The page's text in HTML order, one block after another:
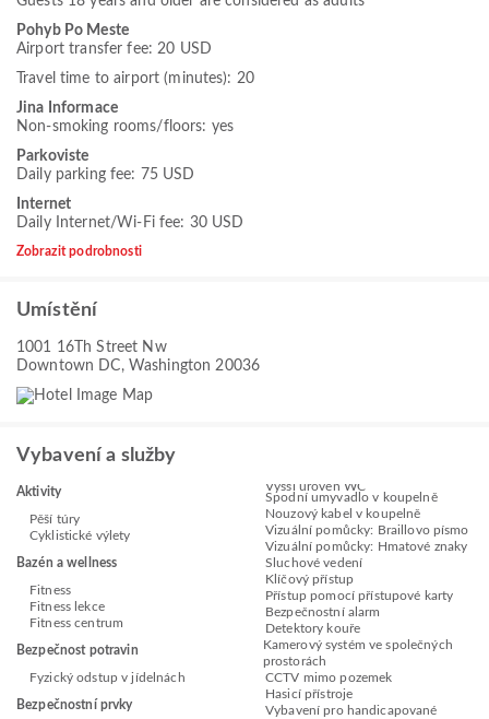
Pohyb Po Meste
Airport transfer fee: 20 USD
Travel time to airport (minutes): 20
Jina Informace
Non-smoking rooms/floors: yes
Parkoviste
Daily parking fee: 75 USD
Internet
Daily Internet/Wi-Fi fee: 30 USD
Zobrazit podrobnosti
Umístění
1001 16Th Street Nw
Downtown DC, Washington 20036
Vybavení a služby
Aktivity
Pěší túry
Cyklistické výlety
Bazén a wellness
Fitness
Fitness lekce
Fitness centrum
Bezpečnost potravin
Fyzický odstup v jídelnách
Bezpečnostní prvky
Vyšší úroveň WC
Spodní umyvadlo v koupelně
Nouzový kabel v koupelně
Vizuální pomůcky: Braillovo písmo
Vizuální pomůcky: Hmatové znaky
Sluchové vedení
Klíčový přístup
Přístup pomocí přístupové karty
Bezpečnostní alarm
Detektory kouře
Kamerový systém ve společných
prostorách
CCTV mimo pozemek
Hasicí přístroje
Vybavení pro handicapované